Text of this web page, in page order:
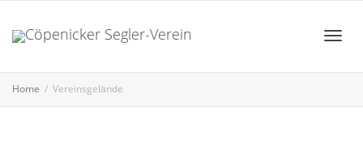
Home Vereinsgelände